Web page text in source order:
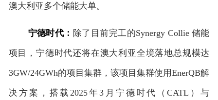
澳大利亚多个储能大单。
宁德时代： 除了目前完工的Synergy Collie 储能
项目，宁德时代还将在澳大利亚全境落地总规模达
3GW/24GWh的项目集群，该项目集群使用EnerQB解
决方案，搭载2025年3月宁德时代（CATL）与